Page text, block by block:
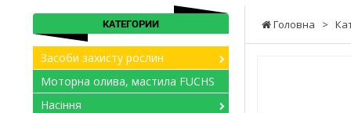
Головна >
КАТЕГОРИИ
Засоби захисту рослин
Моторна олива, мастила FUCHS
Насіння